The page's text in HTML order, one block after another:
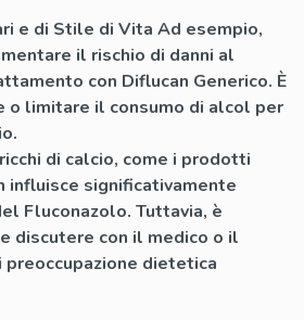
e di Stile di Vita Ad esempio,
il rischio di danni al
con Diflucan Generico. È
o limitare il consumo di alcol per
di calcio, come i prodotti
influisce significativamente
Fluconazolo. Tuttavia, è
discutere con il medico o il
dietetica